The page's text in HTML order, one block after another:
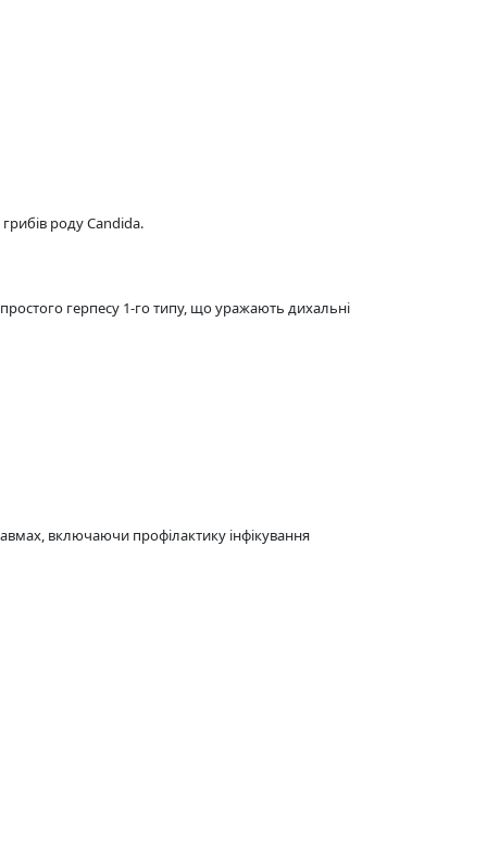
роду Candida.
простого герпесу 1-го типу, що уражають дихальні
включаючи профілактику інфікування